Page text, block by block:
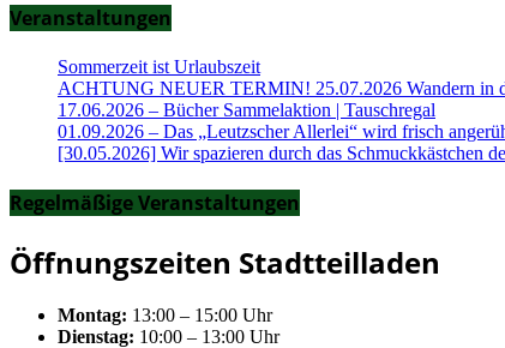
Veranstaltungen
Sommerzeit ist Urlaubszeit
ACHTUNG NEUER TERMIN! 25.07.2026 Wandern in
17.06.2026 – Bücher Sammelaktion | Tauschregal
01.09.2026 – Das „Leutzscher Allerlei“ wird frisch
[30.05.2026] Wir spazieren durch das Schmuckkästchen
Regelmäßige Veranstaltungen
Öffnungszeiten Stadtteilladen
Montag: 13:00 – 15:00 Uhr
Dienstag: 10:00 – 13:00 Uhr